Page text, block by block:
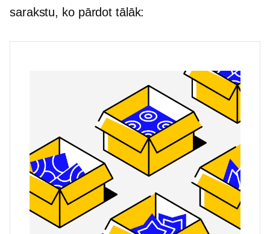
sarakstu, ko pārdot tālāk: